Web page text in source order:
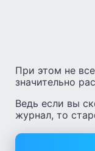
При этом не
значительно
Ведь если вы
журнал, то